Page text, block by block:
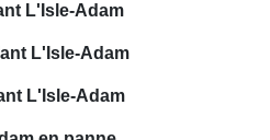
L'Isle-Adam
L'Isle-Adam
L'Isle-Adam